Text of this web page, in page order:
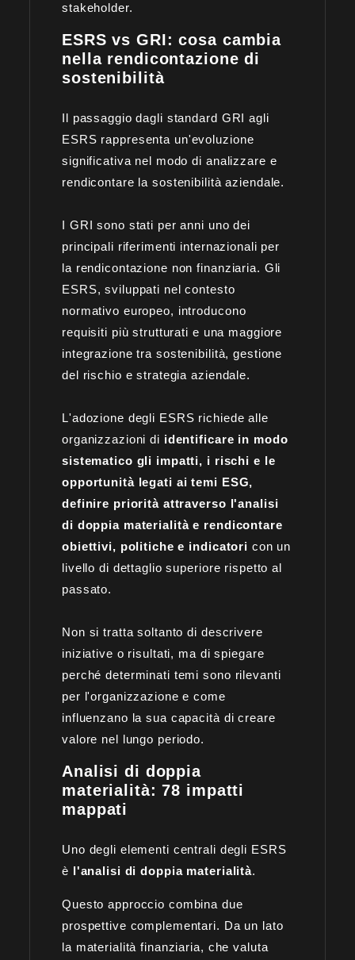
stakeholder.
ESRS vs GRI: cosa cambia
nella rendicontazione di
sostenibilità
Il passaggio dagli standard GRI agli
ESRS rappresenta un'evoluzione
significativa nel modo di analizzare e
rendicontare la sostenibilità aziendale.
I GRI sono stati per anni uno dei
principali riferimenti internazionali per
la rendicontazione non finanziaria. Gli
ESRS, sviluppati nel contesto
normativo europeo, introducono
requisiti più strutturati e una maggiore
integrazione tra sostenibilità, gestione
del rischio e strategia aziendale.
L'adozione degli ESRS richiede alle
organizzazioni di identificare in modo
sistematico gli impatti, i rischi e le
opportunità legati ai temi ESG,
definire priorità attraverso l'analisi
di doppia materialità e rendicontare
obiettivi, politiche e indicatori con un
livello di dettaglio superiore rispetto al
passato.
Non si tratta soltanto di descrivere
iniziative o risultati, ma di spiegare
perché determinati temi sono rilevanti
per l'organizzazione e come
influenzano la sua capacità di creare
valore nel lungo periodo.
Analisi di doppia
materialità: 78 impatti
mappati
Uno degli elementi centrali degli ESRS
è l'analisi di doppia materialità.
Questo approccio combina due
prospettive complementari. Da un lato
la materialità finanziaria, che valuta